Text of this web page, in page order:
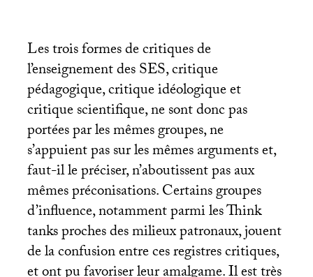
Les trois formes de critiques de
l’enseignement desSES, critique
pédagogique, critique idéologique et
critique scientifique, ne sont donc pas
portées par les mêmes groupes, ne
s’appuient pas sur les mêmes arguments et,
faut-il le préciser, n’aboutissent pas aux
mêmes préconisations. Certains groupes
d’influence, notamment parmi les Think
tanks proches des milieux patronaux, jouent
de la confusion entre ces registres critiques,